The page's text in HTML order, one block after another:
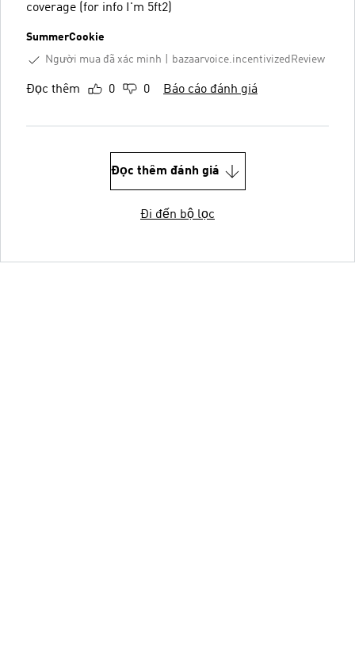
coverage (for info I'm 5ft2)
SummerCookie
Người mua đã xác minh
bazaarvoice.incentivizedReview
Đọc thêm 0 0 Báo cáo đánh giá
Đọc thêm đánh giá
Đi đến bộ lọc